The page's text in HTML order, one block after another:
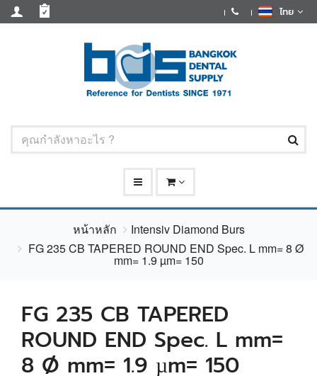
ไทย
หน้าหลัก
Intensiv Diamond Burs
FG 235 CB TAPERED ROUND END Spec. L mm= 8 Ø
mm= 1.9 µm= 150
FG 235 CB TAPERED
ROUND END Spec. L mm=
8 Ø mm= 1.9 µm= 150